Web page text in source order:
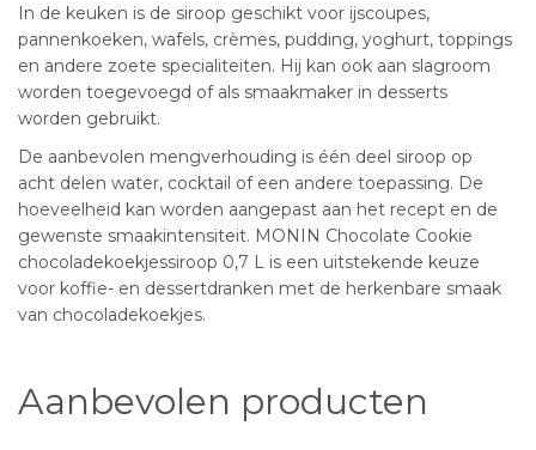
In de keuken is de siroop geschikt voor ijscoupes,
pannenkoeken, wafels, crèmes, pudding, yoghurt, toppings
en andere zoete specialiteiten. Hij kan ook aan slagroom
worden toegevoegd of als smaakmaker in desserts
worden gebruikt.
De aanbevolen mengverhouding is één deel siroop op
acht delen water, cocktail of een andere toepassing. De
hoeveelheid kan worden aangepast aan het recept en de
gewenste smaakintensiteit. MONIN Chocolate Cookie
chocoladekoekjessiroop 0,7 L is een uitstekende keuze
voor koffie- en dessertdranken met de herkenbare smaak
van chocoladekoekjes.
Aanbevolen producten